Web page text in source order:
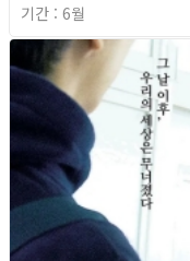
기간 : 6월